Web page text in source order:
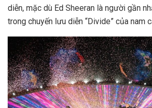
diễn, mặc dù Ed Sheeran là người gần
trong chuyến lưu diễn “Divide” của nam